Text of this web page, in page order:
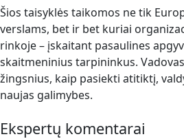
Šios taisyklės taikomos ne tik
verslams, bet ir bet kuriai
rinkoje – įskaitant pasaulines
skaitmeninius tarpininkus.
žingsnius, kaip pasiekti atitiktį,
naujas galimybes.
Ekspertų komentarai